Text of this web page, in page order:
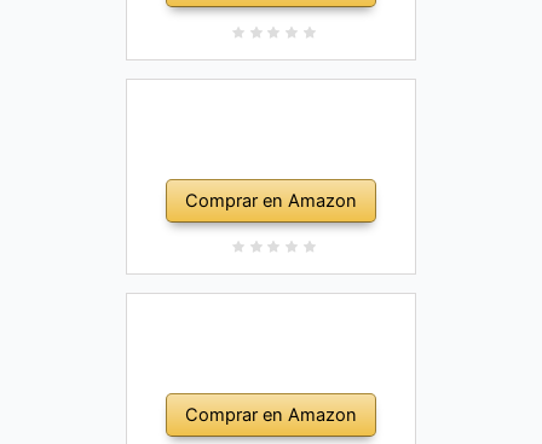
Comprar en Amazon
Comprar en Amazon